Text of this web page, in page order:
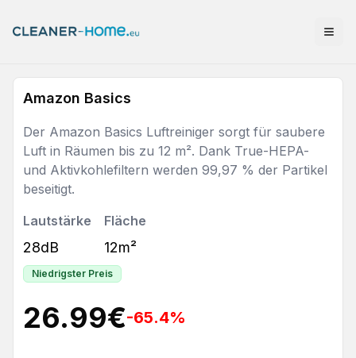
Amazon Basics
Der Amazon Basics Luftreiniger sorgt für saubere
Luft in Räumen bis zu 12 m². Dank True-HEPA-
und Aktivkohlefiltern werden 99,97 % der Partikel
beseitigt.
Lautstärke
28dB
Fläche
12m²
Niedrigster Preis
26.99€-65.4%